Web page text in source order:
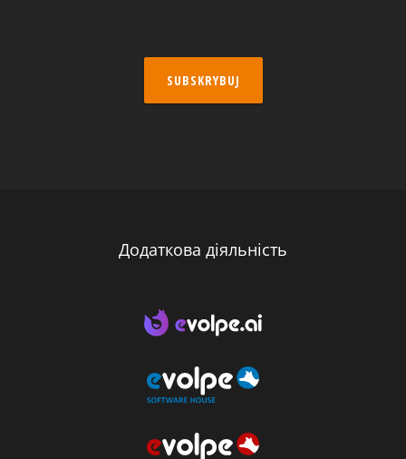
SUBSKRYBUJ
Додаткова діяльність